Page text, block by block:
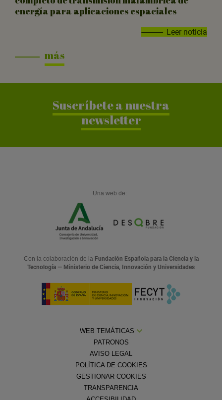
energía para aplicaciones espaciales
Leer noticia
más
Suscríbete a nuestra
newsletter
Una web de:
Con la colaboración de la Fundación Española para la Ciencia y la
Tecnología — Ministerio de Ciencia, Innovación y Universidades
WEB TEMÁTICAS
PATRONOS
AVISO LEGAL
POLÍTICA DE COOKIES
GESTIONAR COOKIES
TRANSPARENCIA